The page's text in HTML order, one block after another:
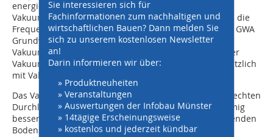
energieeffizienter als alle anderen mechanischen
Vakuumpumpen am Markt. Diese Effizienz kann durch die
Frequenzregelung noch gesteigert werden. Die neuen GWA
Grundwasserabsenkanlagen können auch für
Vakuumtiefbrunnen verwendet werden. Dabei wird der
Vakuumtiefbrunnen von der Oberkante aus noch zusätzlich
mit Vakuum beaufschlagt.
Das Vakuum sorgt vor allem bei Böden mit einem schlechten
Durchlässigkeitswert für eine schnellere und weiträumig
bessere Entwässerung und Stabilisierung des anstehenden
Bodens.
Sie interessieren sich für
Fachinformationen zum nachhaltigen und
wirtschaftlichen Bauen? Dann melden Sie
sich zu unserem kostenlosen Newsletter
an!
Darin informieren wir über:
» Produktneuheiten
» Veranstaltungen
» Auswertungen der Infobau Münster
» 14tägige Erscheinungsweise
» kostenlos und jederzeit kündbar